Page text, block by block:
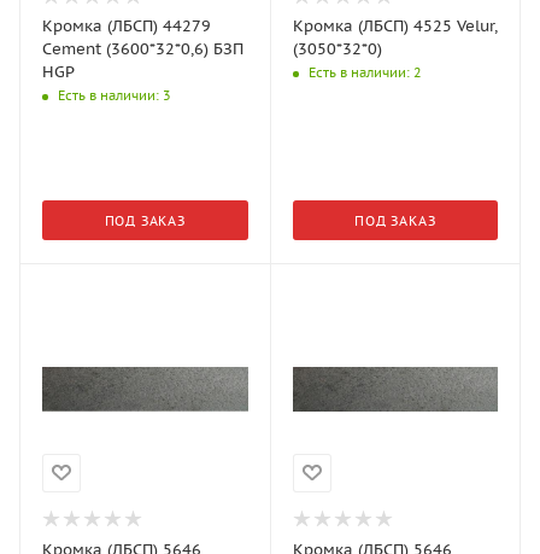
Кромка (ЛБСП) 44279
Cement (3600*32*0,6) БЗП
HGP
Есть в наличии: 3
ПОД ЗАКАЗ
Кромка (ЛБСП) 4525 Velur,
(3050*32*0)
Есть в наличии: 2
ПОД ЗАКАЗ
Кромка (ЛБСП) 5646
Кромка (ЛБСП) 5646